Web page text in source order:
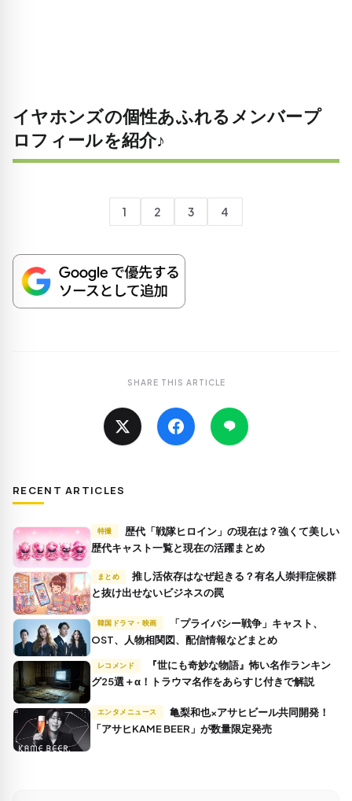
イヤホンズの個性あふれるメンバープ
ロフィールを紹介♪
1 2 3 4
SHARE THIS ARTICLE
RECENT ARTICLES
特撮
歴代キャスト一覧と現在の活躍まとめ
まとめ
推し活依存はなぜ起きる？有名人崇拝症候群
と抜け出せないビジネスの罠
韓国ドラマ・映画
OST、人物相関図、配信情報などまとめ
レコメンド
グ25選＋α！トラウマ名作をあらすじ付きで解説
エンタメニュース
「アサヒKAME BEER」が数量限定発売